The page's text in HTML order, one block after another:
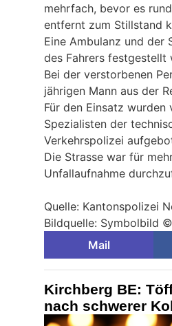
mehrfach, bevor es
entfernt zum Stillstand
Eine Ambulanz und der
des Fahrers festgestellt
Bei der verstorbenen
jährigen Mann aus der
Für den Einsatz
Spezialisten der
Verkehrspolizei
Die Strasse war für
Unfallaufnahme
Quelle: Kantonspolizei
Bildquelle: Symbolbild
Mail
Kirchberg BE:
nach schwerer